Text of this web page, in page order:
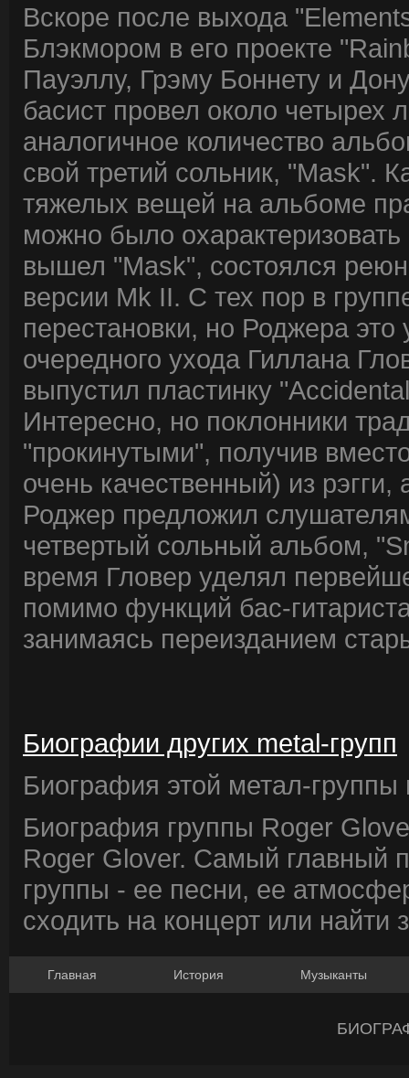
Вскоре после выхода
Блэкмором в его проекте
Пауэллу, Грэму Боннету и
басист провел около четырех
аналогичное количество
свой третий сольник, "Mask".
тяжелых вещей на альбоме
можно было
вышел "Mask", состоялся
версии Mk II. С тех пор в
перестановки, но Роджера
очередного ухода Гиллана
выпустил пластинку
Интересно, но поклонники
"прокинутыми", получив
очень качественный) из
Роджер предложил
четвертый сольный альбом,
время Гловер уделял
помимо функций бас-
занимаясь переизданием
Биографии других metal-групп
Биография этой метал-группы
Биография группы Roger
Roger Glover. Самый главный
группы - ее песни, ее
сходить на концерт или найти
Главная История Музыканты